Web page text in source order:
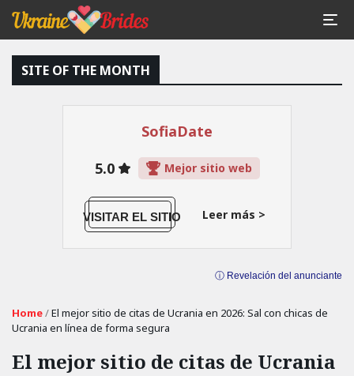
Home/El mejor sitio de citas de Ucrania en 2026: Sal con chicas de
Ucrania en línea de forma segura
El mejor sitio de citas de Ucrania
SITE OF THE MONTH
SofiaDate
5.0
Mejor sitio web
VISITAR EL SITIO Leer más >
ⓘ Revelación del anunciante